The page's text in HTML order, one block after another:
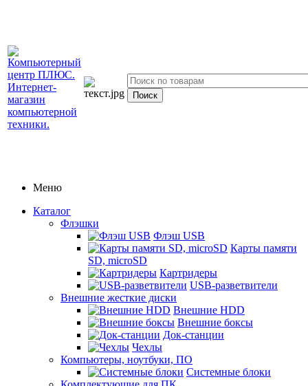
Меню
Каталог
Флэшки
Флэш USB
Карты памяти
SD, microSD
Картридеры
USB-разветвители
Внешние жесткие диски
Внешние HDD
Внешние боксы
Док-станции
Чехлы
Компьютеры, ноутбуки, ПО
Системные блоки